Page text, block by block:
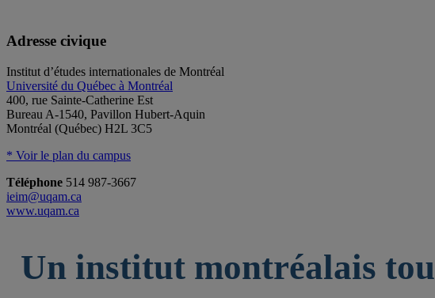
Adresse civique
Institut d’études internationales de Montréal
Université du Québec à Montréal
400, rue Sainte-Catherine Est
Bureau A-1540, Pavillon Hubert-Aquin
Montréal (Québec) H2L 3C5
* Voir le plan du campus
Téléphone 514 987-3667
ieim@uqam.ca
www.uqam.ca
Un institut montréalais